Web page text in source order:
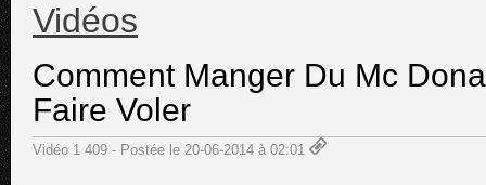
Vidéos
Comment Manger Du Mc
Faire Voler
Vidéo 1 409 - Postée le 20-06-2014 à 02:01